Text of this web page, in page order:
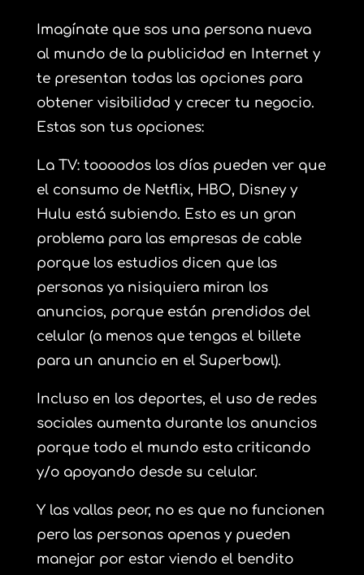
Imagínate que sos una persona nueva
al mundo de la publicidad en Internety
te presentan todas las opciones para
obtener visibilidad y crecer tu negocio.
Estas son tus opciones:
La TV: toooodos los días pueden ver que
el consumo de Netflix, HBO, Disney y
Hulu está subiendo. Esto es un gran
problema para las empresas de cable
porque los estudios dicen que las
personas ya nisiquiera miran los
anuncios, porque están prendidos del
celular (a menos que tengas el billete
para un anuncio en el Superbowl).
Incluso en los deportes, el uso de redes
sociales aumenta durante los anuncios
porque todo el mundo esta criticando
y/o apoyando desde su celular.
Y las vallas peor, no es que no funcionen
pero las personas apenas y pueden
manejar por estar viendo el bendito